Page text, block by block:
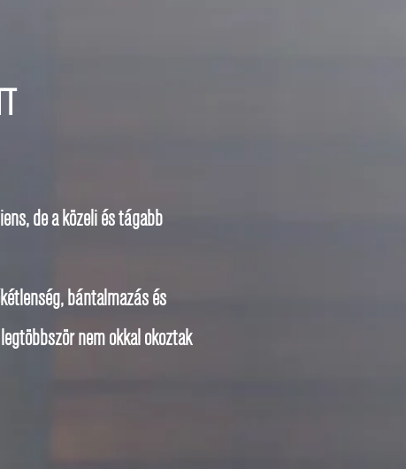
de a közeli és tágabb
bántalmazás és
nem okkal okoztak